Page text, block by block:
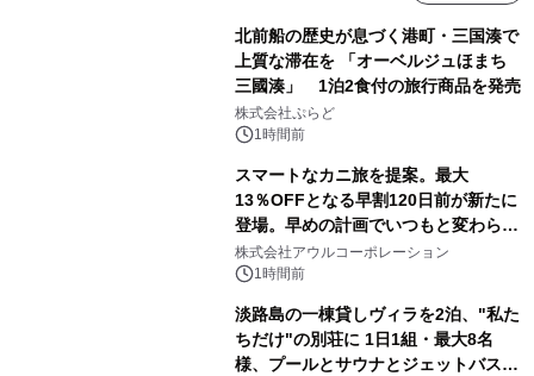
北前船の歴史が息づく港町・三国湊で
上質な滞在を 「オーベルジュほまち
三國湊」 1泊2食付の旅行商品を発売
株式会社ぷらど
1時間前
スマートなカニ旅を提案。最大
13％OFFとなる早割120日前が新たに
登場。早めの計画でいつもと変わらぬ
大人の冬旅を。ー夕日ヶ浦温泉「佳松
苑 別邸ふうか」ー
株式会社アウルコーポレーション
1時間前
淡路島の一棟貸しヴィラを2泊、"私た
ちだけ"の別荘に 1日1組・最大8名
様、プールとサウナとジェットバス付